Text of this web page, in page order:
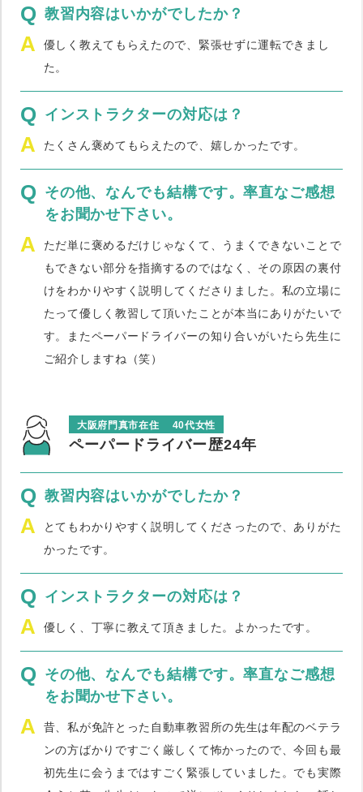
Q 教習内容はいかがでしたか？
A
優しく教えてもらえたので、緊張せずに運転できまし
た。
Q インストラクターの対応は？
A たくさん褒めてもらえたので、嬉しかったです。
Q その他、なんでも結構です。率直なご感想
をお聞かせ下さい。
A
ただ単に褒めるだけじゃなくて、うまくできないことで
もできない部分を指摘するのではなく、その原因の裏付
けをわかりやすく説明してくださりました。私の立場に
たって優しく教習して頂いたことが本当にありがたいで
す。またペーパードライバーの知り合いがいたら先生に
ご紹介しますね（笑）
大阪府門真市在住 40代女性
ペーパードライバー歴24年
Q 教習内容はいかがでしたか？
A
とてもわかりやすく説明してくださったので、ありがた
かったです。
Q インストラクターの対応は？
A 優しく、丁寧に教えて頂きました。よかったです。
Q その他、なんでも結構です。率直なご感想
をお聞かせ下さい。
A
昔、私が免許とった自動車教習所の先生は年配のベテラ
ンの方ばかりですごく厳しくて怖かったので、今回も最
初先生に会うまではすごく緊張していました。でも実際